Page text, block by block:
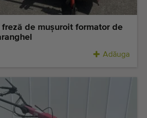
freză de muşuroit formator de
Adăuga